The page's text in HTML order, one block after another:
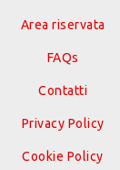
Area riservata
FAQs
Contatti
Privacy Policy
Cookie Policy